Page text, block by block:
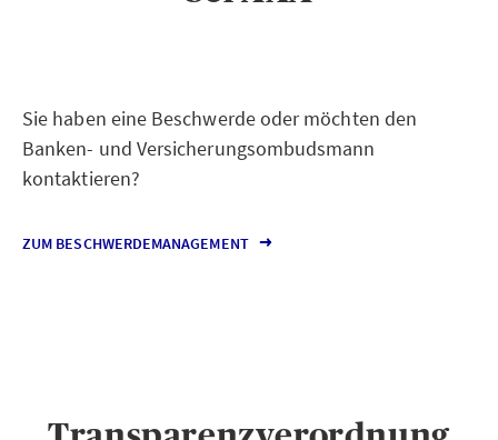
Sie haben eine Beschwerde oder möchten den
Banken- und Versicherungsombudsmann
kontaktieren?
ZUM BESCHWERDEMANAGEMENT